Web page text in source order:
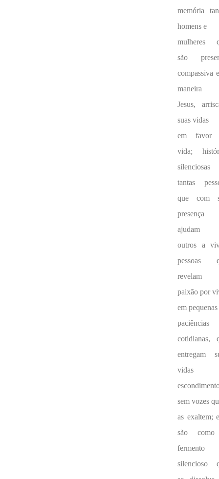
memória
homens e
mulheres
são
compassiva
maneira
Jesus,
suas vidas
em favor
vida;
silenciosas
tantas
que com
presença
ajudam
outros a
pessoas
paixão por
em pequenas
paciências
cotidianas,
entregam
vidas
sem vozes
as exaltem;
são
fermento
silencioso